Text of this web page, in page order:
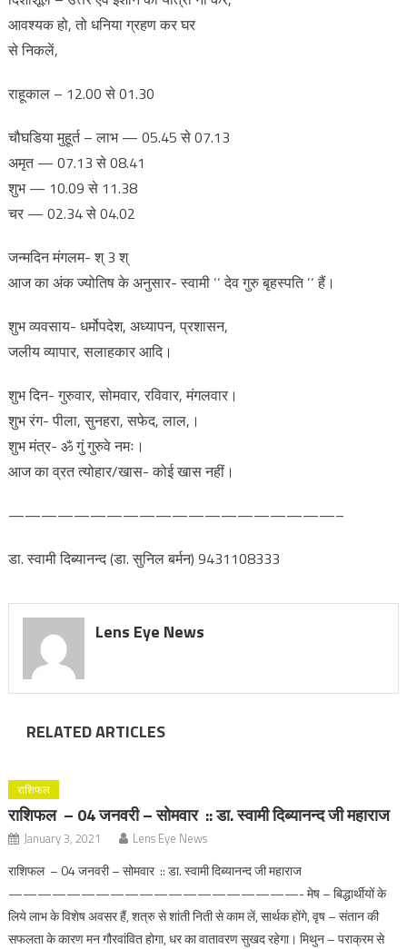
आवश्यक हो, तो धनिया ग्रहण कर घर
से निकलें,
राहूकाल – 12.00 से 01.30
चौघडिया मुहूर्त – लाभ — 05.45 से 07.13
अमृत — 07.13 से 08.41
शुभ — 10.09 से 11.38
चर — 02.34 से 04.02
जन्मदिन मंगलम- श् 3 श्
आज का अंक ज्योतिष के अनुसार- स्वामी ‘‘ देव गुरु बृहस्पति ‘‘ हैं।
शुभ व्यवसाय- धर्मोपदेश, अध्यापन, प्रशासन,
जलीय व्यापार, सलाहकार आदि।
शुभ दिन- गुरुवार, सोमवार, रविवार, मंगलवार।
शुभ रंग- पीला, सुनहरा, सफेद, लाल,।
शुभ मंत्र- ॐ गुं गुरुवे नमः।
आज का व्रत त्योहार/खास- कोई खास नहीं।
————————————————————–
डा. स्वामी दिब्यानन्द (डा. सुनिल बर्मन) 9431108333
Lens Eye News
RELATED ARTICLES
राशिफल
राशिफल – 04 जनवरी – सोमवार :: डा. स्वामी दिब्यानन्द जी महाराज
January 3, 2021 Lens Eye News
राशिफल – 04 जनवरी – सोमवार :: डा. स्वामी दिब्यानन्द जी महाराज
————————————————————- मेष – बिद्धार्थीयों के
लिये लाभ के विशेष अवसर हैं, शत्रु से शांती निती से काम लें, सार्थक होंगे, वृष – संतान की
सफलता के कारण मन गौरवांवित होगा, धर का वातावरण सुखद रहेगा। मिथुन – पराक्रम से